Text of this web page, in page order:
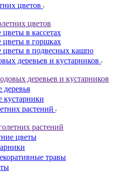
цветов
цветов
в кассетах
цветы в горшках
цветы в подвесных кашпо
деревьев и кустарников
деревьев и кустарников
кустарники
растений
растений
цветы
травы